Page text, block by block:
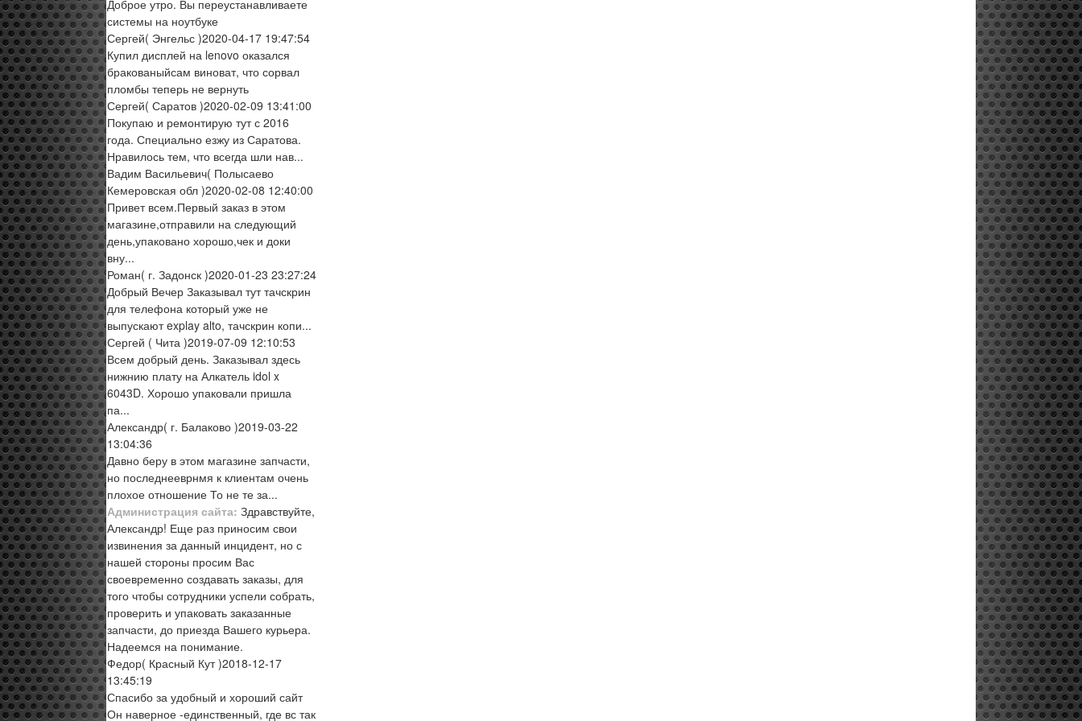
Доброе утро. Вы переустанавливаете
системы на ноутбуке
Сергей( Энгельс )2020-04-17 19:47:54
Купил дисплей на lenovo оказался
бракованыйсам виноват, что сорвал
пломбы теперь не вернуть
Сергей( Саратов )2020-02-09 13:41:00
Покупаю и ремонтирую тут с 2016
года. Специально езжу из Саратова.
Нравилось тем, что всегда шли нав...
Вадим Васильевич( Полысаево
Кемеровская обл )2020-02-08 12:40:00
Привет всем.Первый заказ в этом
магазине,отправили на следующий
день,упаковано хорошо,чек и доки
вну...
Роман( г. Задонск )2020-01-23 23:27:24
Добрый Вечер Заказывал тут тачскрин
для телефона который уже не
выпускают explay alto, тачскрин копи...
Сергей ( Чита )2019-07-09 12:10:53
Всем добрый день. Заказывал здесь
нижнию плату на Алкатель idol x
6043D. Хорошо упаковали пришла
па...
Александр( г. Балаково )2019-03-22
13:04:36
Давно беру в этом магазине запчасти,
но последнееврнмя к клиентам очень
плохое отношение То не те за...
Администрация сайта: Здравствуйте,
Александр! Еще раз приносим свои
извинения за данный инцидент, но с
нашей стороны просим Вас
своевременно создавать заказы, для
того чтобы сотрудники успели собрать,
проверить и упаковать заказанные
запчасти, до приезда Вашего курьера.
Надеемся на понимание.
Федор( Красный Кут )2018-12-17
13:45:19
Спасибо за удобный и хороший сайт
Он наверное -единственный, где вс так